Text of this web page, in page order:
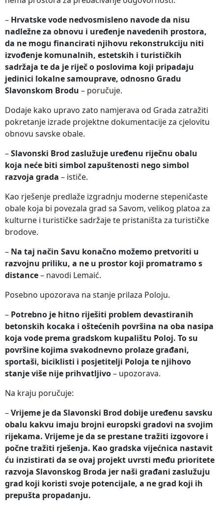
– Hrvatske vode nedvosmisleno navode da nisu
nadležne za obnovu i uređenje navedenih prostora,
da ne mogu financirati njihovu rekonstrukciju niti
izvođenje komunalnih, estetskih i turističkih
sadržaja te da je riječ o poslovima koji pripadaju
jedinici lokalne samouprave, odnosno Gradu
Slavonskom Brodu – poručuje.
Dodaje kako upravo zato namjerava od Grada zatražiti
pokretanje izrade projektne dokumentacije za cjelovitu
obnovu savske obale.
–Slavonski Brod zaslužuje uređenu riječnu obalu
koja neće biti simbol zapuštenosti nego simbol
razvoja grada – ističe.
Kao rješenje predlaže izgradnju moderne stepeničaste
obale koja bi povezala grad sa Savom, velikog platoa za
kulturne i turističke sadržaje te pristaništa za turističke
brodove.
– Na taj način Savu konačno možemo pretvoriti u
razvojnu priliku, a ne u prostor koji promatramo s
distance– navodi Lemaić.
Posebno upozorava na stanje prilaza Poloju.
– Potrebno je hitno riješiti problem devastiranih
betonskih kocaka i oštećenih površina na oba nasipa
koja vode prema gradskom kupalištu Poloj. To su
površine kojima svakodnevno prolaze građani,
sportaši, biciklisti i posjetitelji Poloja te njihovo
stanje više nije prihvatljivo– upozorava.
Na kraju poručuje:
–Vrijeme je da Slavonski Brod dobije uređenu savsku
obalu kakvu imaju brojni europski gradovi na svojim
rijekama. Vrijeme je da se prestane tražiti izgovore i
počne tražiti rješenja. Kao gradska vijećnica nastavit
ću inzistirati da se ovaj projekt uvrsti među prioritete
razvoja Slavonskog Broda jer naši građani zaslužuju
grad koji koristi svoje potencijale, a ne grad koji ih
prepušta propadanju.